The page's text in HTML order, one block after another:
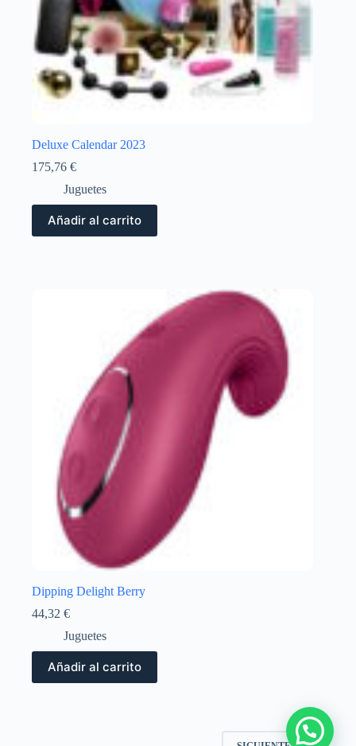
Deluxe Calendar 2023
175,76 €
Juguetes
Añadir al carrito
Dipping Delight Berry
44,32 €
Juguetes
Añadir al carrito